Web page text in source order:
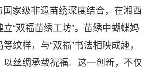
家级非遗苗绣深度结合，在湘西
“双福苗绣工坊”。苗绣中蝴蝶妈
纹样，与“双福”书法相映成趣，
以丝绸承载祝福。这一创新，不仅